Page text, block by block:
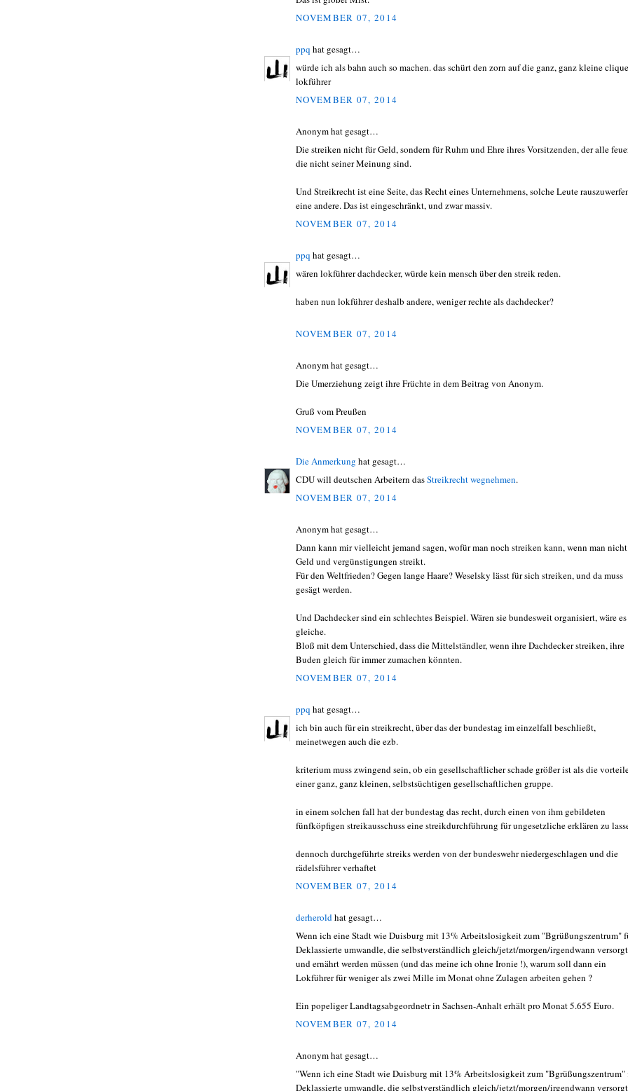
NOVEMBER 07, 2014
ppq hat gesagt…
würde ich als bahn auch so machen. das schürt den zorn auf die ganz, ganz kleine
lokführer
NOVEMBER 07, 2014
Anonym hat gesagt…
Die streiken nicht für Geld, sondern für Ruhm und Ehre ihres Vorsitzenden, der alle
die nicht seiner Meinung sind.
Und Streikrecht ist eine Seite, das Recht eines Unternehmens, solche Leute
eine andere. Das ist eingeschränkt, und zwar massiv.
NOVEMBER 07, 2014
ppq hat gesagt…
wären lokführer dachdecker, würde kein mensch über den streik reden.
haben nun lokführer deshalb andere, weniger rechte als dachdecker?
NOVEMBER 07, 2014
Anonym hat gesagt…
Die Umerziehung zeigt ihre Früchte in dem Beitrag von Anonym.
Gruß vom Preußen
NOVEMBER 07, 2014
Die Anmerkung hat gesagt…
CDU will deutschen Arbeitern dasStreikrecht wegnehmen.
NOVEMBER 07, 2014
Anonym hat gesagt…
Dann kann mir vielleicht jemand sagen, wofür man noch streiken kann, wenn man
Geld und vergünstigungen streikt.
Für den Weltfrieden? Gegen lange Haare? Weselsky lässt für sich streiken, und da muss
gesägt werden.
Und Dachdecker sind ein schlechtes Beispiel. Wären sie bundesweit organisiert, wäre es
gleiche.
Bloß mit dem Unterschied, dass die Mittelständler, wenn ihre Dachdecker streiken, ihre
Buden gleich für immer zumachen könnten.
NOVEMBER 07, 2014
ppq hat gesagt…
ich bin auch für ein streikrecht, über das der bundestag im einzelfall beschließt,
meinetwegen auch die ezb.
kriterium muss zwingend sein, ob ein gesellschaftlicher schade größer ist als die
einer ganz, ganz kleinen, selbstsüchtigen gesellschaftlichen gruppe.
in einem solchen fall hat der bundestag das recht, durch einen von ihm gebildeten
fünfköpfigen streikausschuss eine streikdurchführung für ungesetzliche erklären zu
dennoch durchgeführte streiks werden von der bundeswehr niedergeschlagen und die
rädelsführer verhaftet
NOVEMBER 07, 2014
derheroldhat gesagt…
Wenn ich eine Stadt wie Duisburg mit 13% Arbeitslosigkeit zum "Bgrüßungszentrum"
Deklassierte umwandle, die selbstverständlich gleich/jetzt/morgen/irgendwann versorgt
und ernährt werden müssen (und das meine ich ohne Ironie !), warum soll dann ein
Lokführer für weniger als zwei Mille im Monat ohne Zulagen arbeiten gehen ?
Ein popeliger Landtagsabgeordnetr in Sachsen-Anhalt erhält pro Monat 5.655 Euro.
NOVEMBER 07, 2014
Anonym hat gesagt…
"Wenn ich eine Stadt wie Duisburg mit 13% Arbeitslosigkeit zum "Bgrüßungszentrum"
Deklassierte umwandle, die selbstverständlich gleich/jetzt/morgen/irgendwann versorgt